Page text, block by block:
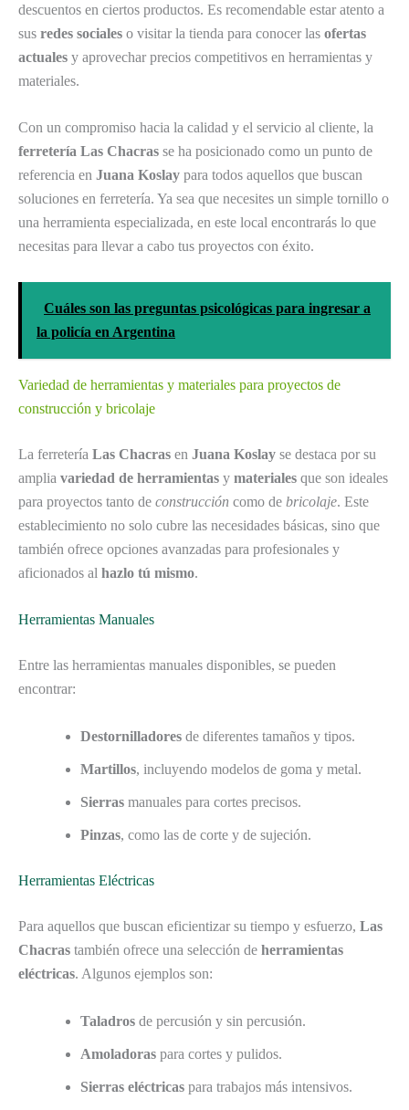
descuentos en ciertos productos. Es recomendable estar atento a
sus redes sociales o visitar la tienda para conocer las ofertas
actuales y aprovechar precios competitivos en herramientas y
materiales.
Con un compromiso hacia la calidad y el servicio al cliente, la
ferretería Las Chacras se ha posicionado como un punto de
referencia en Juana Koslay para todos aquellos que buscan
soluciones en ferretería. Ya sea que necesites un simple tornillo o
una herramienta especializada, en este local encontrarás lo que
necesitas para llevar a cabo tus proyectos con éxito.
Cuáles son las preguntas psicológicas para ingresar a
la policía en Argentina
Variedad de herramientas y materiales para proyectos de
construcción y bricolaje
La ferretería Las Chacras en Juana Koslay se destaca por su
amplia variedad de herramientas y materiales que son ideales
para proyectos tanto de construcción como de bricolaje. Este
establecimiento no solo cubre las necesidades básicas, sino que
también ofrece opciones avanzadas para profesionales y
aficionados al hazlo tú mismo.
Herramientas Manuales
Entre las herramientas manuales disponibles, se pueden
encontrar:
Destornilladores de diferentes tamaños y tipos.
Martillos, incluyendo modelos de goma y metal.
Sierras manuales para cortes precisos.
Pinzas, como las de corte y de sujeción.
Herramientas Eléctricas
Para aquellos que buscan eficientizar su tiempo y esfuerzo, Las
Chacras también ofrece una selección de herramientas
eléctricas. Algunos ejemplos son:
Taladros de percusión y sin percusión.
Amoladoras para cortes y pulidos.
Sierras eléctricas para trabajos más intensivos.